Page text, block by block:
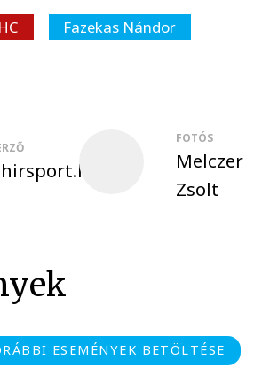
Fazekas Nándor
FOTÓS
Melczer
Zsolt
ESEMÉNYEK BETÖLTÉSE